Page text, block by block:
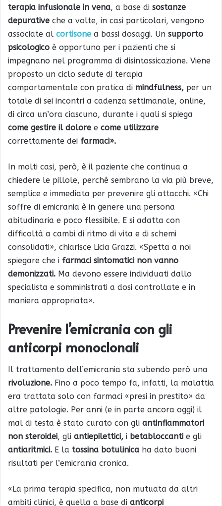
terapia infusionale in vena, a base di sostanze
depurative che a volte, in casi particolari, vengono
associate al cortisone a bassi dosaggi. Un supporto
psicologico è opportuno per i pazienti che si
impegnano nel programma di disintossicazione. Viene
proposto un ciclo sedute di terapia
comportamentale con pratica di mindfulness, per un
totale di sei incontri a cadenza settimanale, online,
di circa un’ora ciascuno, durante i quali si spiega
come gestire il dolore e come utilizzare
correttamente dei farmaci».
In molti casi, però, è il paziente che continua a
chiedere le pillole, perché sembrano la via più breve,
semplice e immediata per prevenire gli attacchi. «Chi
soffre di emicrania è in genere una persona
abitudinaria e poco flessibile. E si adatta con
difficoltà a cambi di ritmo di vita e di schemi
consolidati», chiarisce Licia Grazzi. «Spetta a noi
spiegare che i farmaci sintomatici non vanno
demonizzati. Ma devono essere individuati dallo
specialista e somministrati a dosi controllate e in
maniera appropriata».
Prevenire l’emicrania con gli
anticorpi monoclonali
Il trattamento dell’emicrania sta subendo però una
rivoluzione. Fino a poco tempo fa, infatti, la malattia
era trattata solo con farmaci «presi in prestito» da
altre patologie. Per anni (e in parte ancora oggi) il
mal di testa è stato curato con gli antinfiammatori
non steroidei, gli antiepilettici, i betabloccanti e gli
antiaritmici. E la tossina botulinica ha dato buoni
risultati per l’emicrania cronica.
«La prima terapia specifica, non mutuata da altri
ambiti clinici, è quella a base di anticorpi